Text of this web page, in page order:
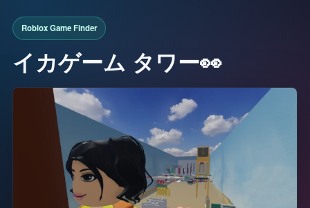
イカゲーム タワー👀